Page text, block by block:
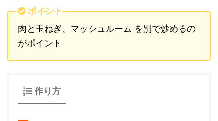
ポイント
肉と玉ねぎ、マッシュルーム を別で炒めるの
がポイント
作り方